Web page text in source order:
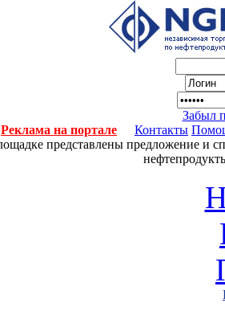
Забыл
Реклама на портале
Контакты
представлены предложение и